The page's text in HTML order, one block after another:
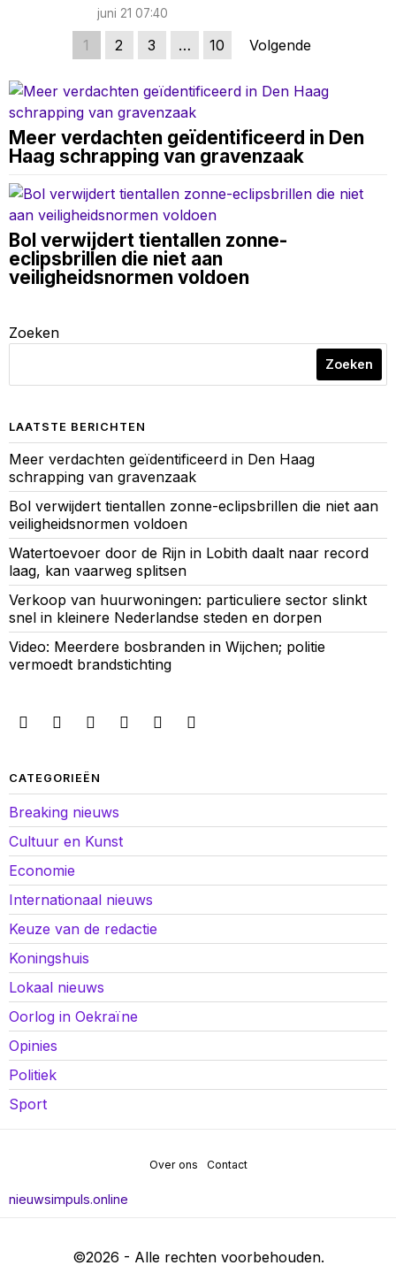
juni 21 07:40
1 2 3 … 10 Volgende
Meer verdachten geïdentificeerd in Den
Haag schrapping van gravenzaak
Bol verwijdert tientallen zonne-
eclipsbrillen die niet aan
veiligheidsnormen voldoen
Zoeken
Zoeken
LAATSTE BERICHTEN
Meer verdachten geïdentificeerd in Den Haag
schrapping van gravenzaak
Bol verwijdert tientallen zonne-eclipsbrillen die niet aan
veiligheidsnormen voldoen
Watertoevoer door de Rijn in Lobith daalt naar record
laag, kan vaarweg splitsen
Verkoop van huurwoningen: particuliere sector slinkt
snel in kleinere Nederlandse steden en dorpen
Video: Meerdere bosbranden in Wijchen; politie
vermoedt brandstichting
CATEGORIEËN
Breaking nieuws
Cultuur en Kunst
Economie
Internationaal nieuws
Keuze van de redactie
Koningshuis
Lokaal nieuws
Oorlog in Oekraïne
Opinies
Politiek
Sport
Over ons Contact
nieuwsimpuls.online
©2026 - Alle rechten voorbehouden.